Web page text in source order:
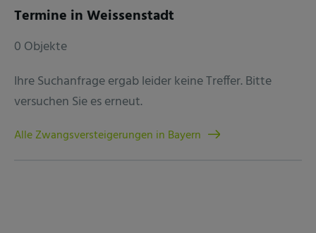
Termine in Weissenstadt
0 Objekte
Ihre Suchanfrage ergab leider keine Treffer. Bitte
versuchen Sie es erneut.
Alle Zwangsversteigerungen in Bayern